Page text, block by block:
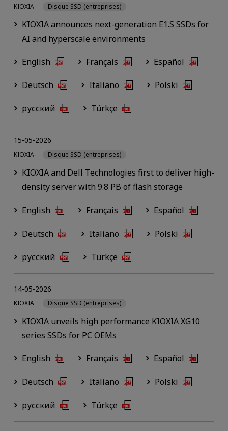
KIOXIA announces next-generation E1.S SSDs for
AI and hyperscale environments
KIOXIA Disque SSD (entreprises)
English Français Español
Deutsch Italiano Polski
русский Türkçe
KIOXIA and Dell Technologies first to deliver high-
density server with 9.8 PB of flash storage
15-05-2026
KIOXIA Disque SSD (entreprises)
English Français Español
Deutsch Italiano Polski
русский Türkçe
KIOXIA unveils high performance KIOXIA XG10
series SSDs for PC OEMs
14-05-2026
KIOXIA Disque SSD (entreprises)
English Français Español
Deutsch Italiano Polski
русский Türkçe